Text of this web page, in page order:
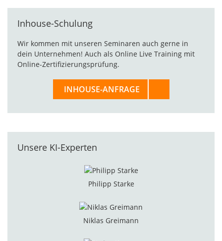
Inhouse-Schulung
Wir kommen mit unseren Seminaren auch gerne in
dein Unternehmen! Auch als Online Live Training mit
Online-Zertifizierungsprüfung.
INHOUSE-ANFRAGE
Unsere KI-Experten
Philipp Starke
Niklas Greimann